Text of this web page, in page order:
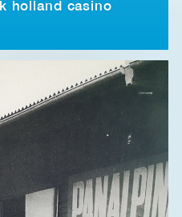
holland casino